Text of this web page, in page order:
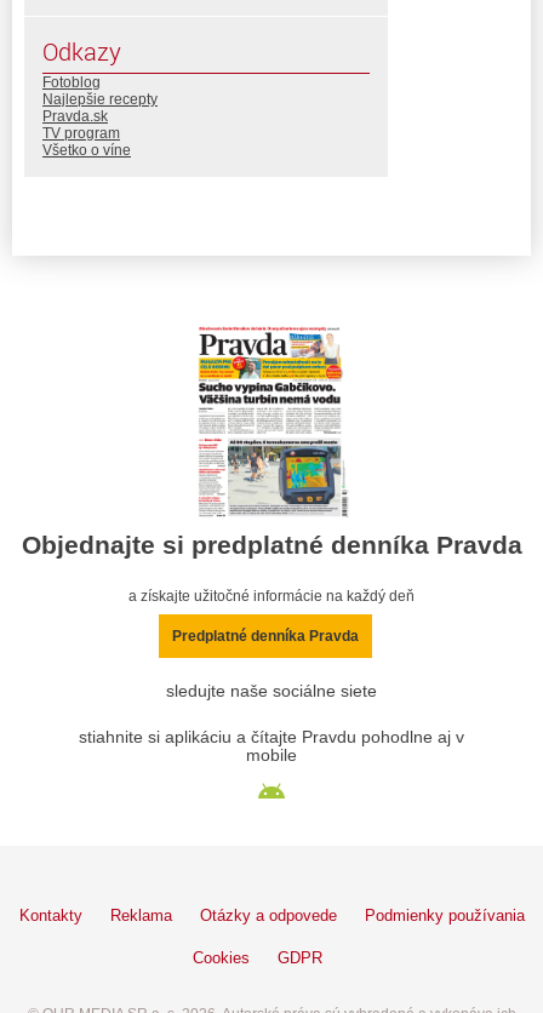
Odkazy
Fotoblog
Najlepšie recepty
Pravda.sk
TV program
Všetko o víne
Objednajte si predplatné denníka Pravda
a získajte užitočné informácie na každý deň
Predplatné denníka Pravda
sledujte naše sociálne siete
stiahnite si aplikáciu a čítajte Pravdu pohodlne aj v
mobile
Kontakty Reklama Otázky a odpovede Podmienky používania
Cookies GDPR